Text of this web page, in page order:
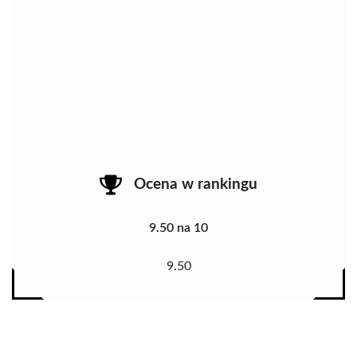
Ocena w rankingu
9.50 na 10
9.50